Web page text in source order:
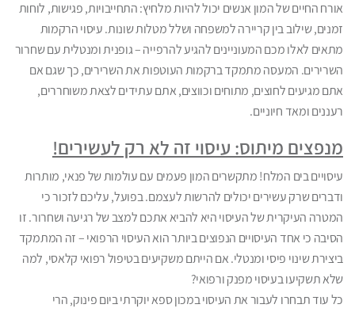
אורח החיים של המון אנשים יכול להיות מלחיץ: התחייבויות, פגישות, לוחות
זמנים, שילוב בין קריירה למשפחה ושלל מטלות שונות. עיסוי הרקמות
מתאים לאלו מכם המעוניינים להגיע להרפייה – גופנית ומנטלית עם שחרור
השרירים. המעסה מתמקד ברקמות העוטפות את השרירים, כך שגם אם
אתם מגיעים לחוצים, מתוחים וכווצים, אתם עתידים לצאת משוחררים,
רעננים ומאד חיוניים.
מנפצים מיתוס: עיסוי זה לא רק לעשירים!
עיסויים בים המלח! מתקשרים המון פעמים עם עולמות של פנאי, מותרות
ודברים שרק עשירים יכולים להרשות לעצמם. בפועל, עליכם לזכור כי
המטרה העיקרית של העיסוי היא להביא אתכם למצב של רגיעה ושחרור. זו
הסיבה כי אחד העיסויים הנפוצים ביותר הוא העיסוי הרפואי – זה המתמקד
ביצירת שינוי פיסי ומנטלי. אם הייתם משקיעים בטיפול רפואי קלאסי, למה
שלא תשקיעו בעיסוי מפנק ורפואי?
כל עוד תבחרו לעבור את העיסוי במכון ספא יוקרתי ביום פינוק, הרי